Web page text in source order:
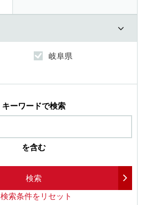
岐阜県
キーワードで検索
を含む
検索
検索条件をリセット